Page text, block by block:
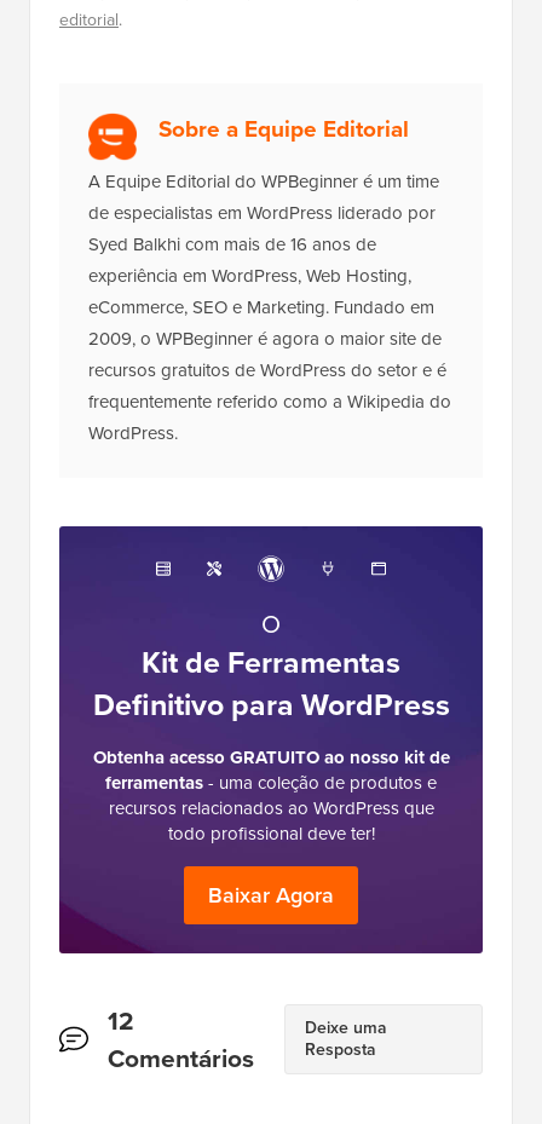
editorial.
Sobre a Equipe Editorial
A Equipe Editorial do WPBeginner é um time
de especialistas em WordPress liderado por
Syed Balkhi com mais de 16 anos de
experiência em WordPress, Web Hosting,
eCommerce, SEO e Marketing. Fundado em
2009, o WPBeginner é agora o maior site de
recursos gratuitos de WordPress do setor e é
frequentemente referido como a Wikipedia do
WordPress.
O
Kit de Ferramentas
Definitivo para WordPress
Obtenha acesso GRATUITO ao nosso kit de
ferramentas- uma coleção de produtos e
recursos relacionados ao WordPress que
todo profissional deve ter!
Baixar Agora
Interações
do
12
Comentários
Deixe uma
Resposta